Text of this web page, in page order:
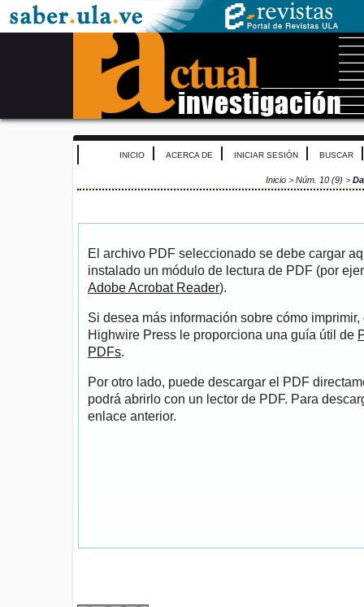
INICIO ACERCA DE INICIAR SESIÓN BUSCAR
Inicio> Núm. 10 (9) >
El archivo PDF seleccionado se debe cargar
instalado un módulo de lectura de PDF (por
Adobe Acrobat Reader).
Si desea más información sobre cómo
Highwire Press le proporciona una guía útil de
PDFs.
Por otro lado, puede descargar el PDF
podrá abrirlo con un lector de PDF. Para
enlace anterior.